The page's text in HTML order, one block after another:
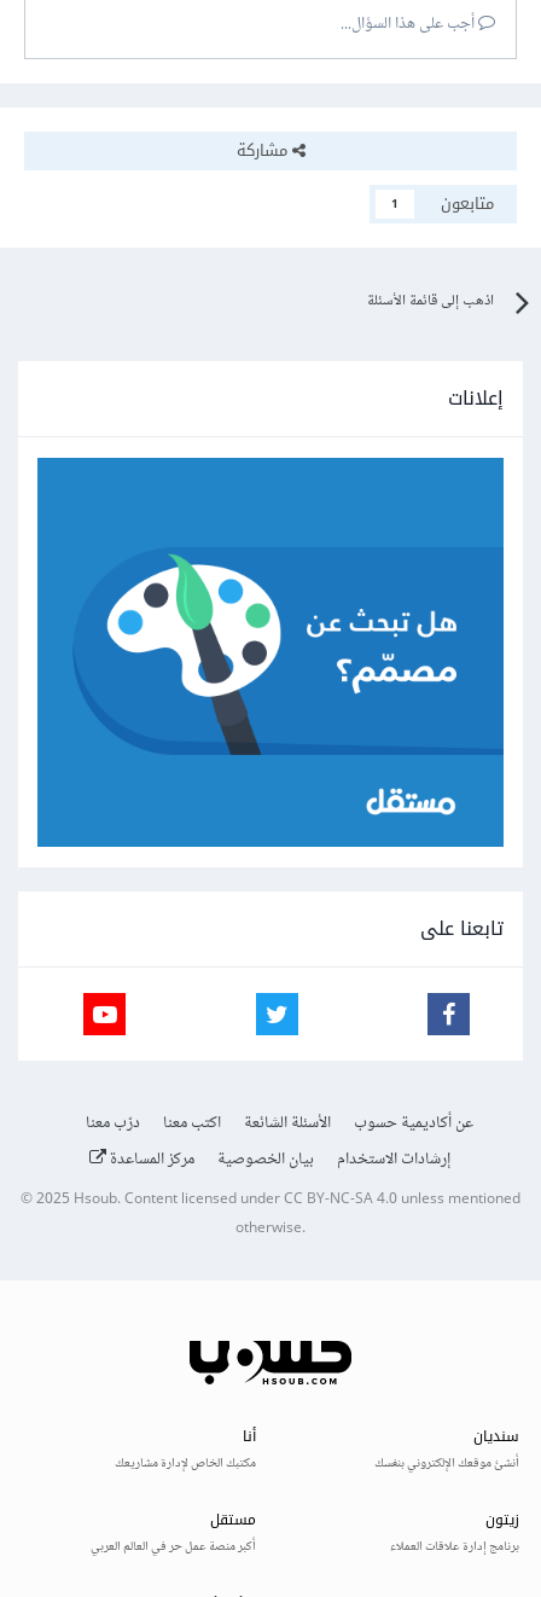
أجب على هذا السؤال...
مشاركة
متابعون
1
اذهب إلى قائمة الأسئلة
إعلانات
تابعنا على
عن أكاديمية حسوب الأسئلة الشائعة اكتب معنا
درّب معنا
إرشادات الاستخدام
بيان الخصوصية مركز المساعدة
© 2025Hsoub.Content licensed underCC BY-NC-SA 4.0unless mentioned
otherwise.